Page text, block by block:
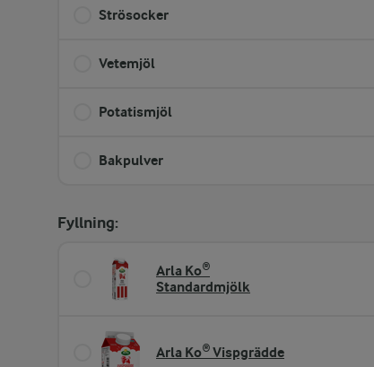
Strösocker
Vetemjöl
Potatismjöl
Bakpulver
Fyllning:
Arla Ko®
Standardmjölk
Arla Ko® Vispgrädde